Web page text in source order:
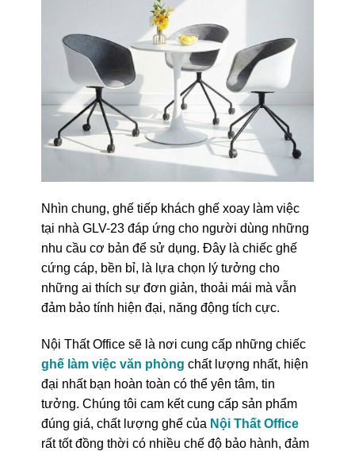
Nhìn chung, ghế tiếp khách ghế xoay làm việc
tại nhà GLV-23 đáp ứng cho người dùng những
nhu cầu cơ bản để sử dụng. Đây là chiếc ghế
cứng cáp, bền bỉ, là lựa chọn lý tưởng cho
những ai thích sự đơn giản, thoải mái mà vẫn
đảm bảo tính hiện đại, năng động tích cực.
Nội Thất Office sẽ là nơi cung cấp những chiếc
ghế làm việc văn phòng chất lượng nhất, hiện
đại nhất bạn hoàn toàn có thể yên tâm, tin
tưởng. Chúng tôi cam kết cung cấp sản phẩm
đúng giá, chất lượng ghế của Nội Thất Office
rất tốt đồng thời có nhiều chế độ bảo hành, đảm